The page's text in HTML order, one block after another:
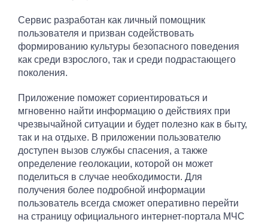
Сервис разработан как личный помощник
пользователя и призван содействовать
формированию культуры безопасного поведения
как среди взрослого, так и среди подрастающего
поколения.
Приложение поможет сориентироваться и
мгновенно найти информацию о действиях при
чрезвычайной ситуации и будет полезно как в быту,
так и на отдыхе. В приложении пользователю
доступен вызов службы спасения, а также
определение геолокации, которой он может
поделиться в случае необходимости. Для
получения более подробной информации
пользователь всегда сможет оперативно перейти
на страницу официального интернет-портала МЧС